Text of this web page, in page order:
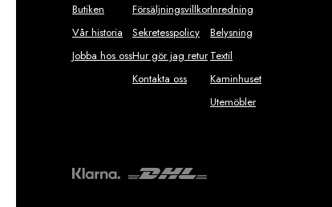
Butiken
Vår historia
Jobba hos oss
Försäljningsvillkor
Sekretesspolicy
Hur gör jag retur
Kontakta oss
Inredning
Belysning
Textil
Kaminhuset
Utemöbler